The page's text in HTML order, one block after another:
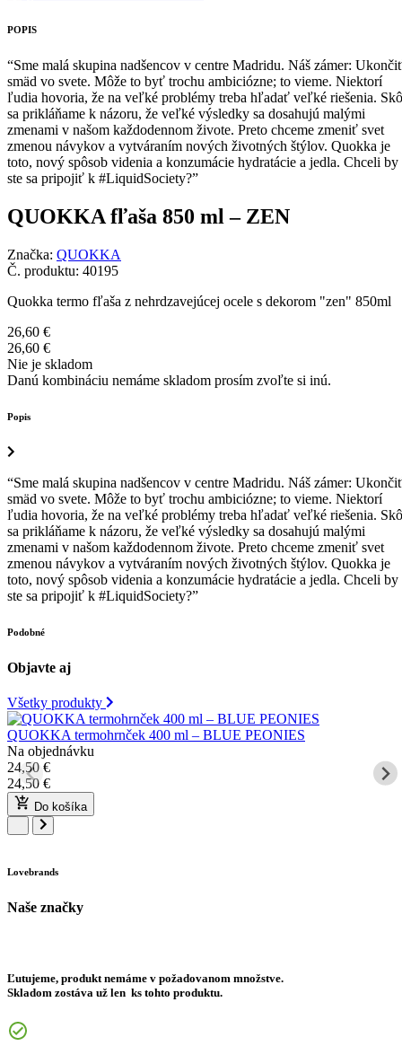
POPIS
“Sme malá skupina nadšencov v centre Madridu. Náš zámer:
smäd vo svete. Môže to byť trochu ambiciózne; to vieme. Niektorí
ľudia hovoria, že na veľké problémy treba hľadať veľké riešenia.
sa prikláňame k názoru, že veľké výsledky sa dosahujú malými
zmenami v našom každodennom živote. Preto chceme zmeniť svet
zmenou návykov a vytváraním nových životných štýlov. Quokka je
toto, nový spôsob videnia a konzumácie hydratácie a jedla. Chceli by
ste sa pripojiť k #LiquidSociety?”
QUOKKA fľaša 850 ml – ZEN
Značka: QUOKKA
Č. produktu: 40195
Quokka termo fľaša z nehrdzavejúcej ocele s dekorom "zen" 850ml
26,60 €
26,60 €
Nie je skladom
Danú kombináciu nemáme skladom prosím zvoľte si inú.
Popis
“Sme malá skupina nadšencov v centre Madridu. Náš zámer:
smäd vo svete. Môže to byť trochu ambiciózne; to vieme. Niektorí
ľudia hovoria, že na veľké problémy treba hľadať veľké riešenia.
sa prikláňame k názoru, že veľké výsledky sa dosahujú malými
zmenami v našom každodennom živote. Preto chceme zmeniť svet
zmenou návykov a vytváraním nových životných štýlov. Quokka je
toto, nový spôsob videnia a konzumácie hydratácie a jedla. Chceli by
ste sa pripojiť k #LiquidSociety?”
Podobné
Objavte aj
Všetky produkty
QUOKKA termohrnček 400 ml – BLUE PEONIES
Na objednávku
24,50 €
24,50 €
Do košíka
Lovebrands
Naše značky
Ľutujeme, produkt nemáme v požadovanom množstve.
Skladom zostáva už len ks tohto produktu.